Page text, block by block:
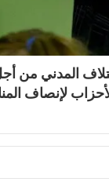
2026.. “الائتلاف
لإنصاف